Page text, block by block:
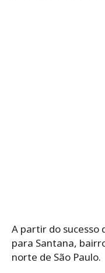
A partir do sucesso
para Santana,
norte de São Paulo.